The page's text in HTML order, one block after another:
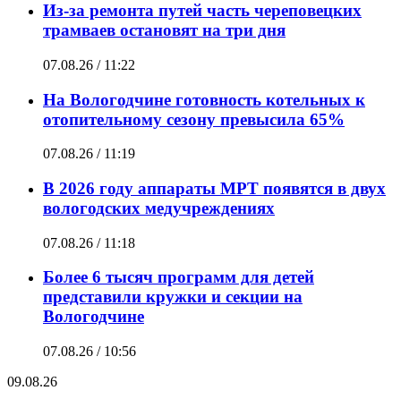
Из-за ремонта путей часть череповецких
трамваев остановят на три дня
07.08.26 / 11:22
На Вологодчине готовность котельных к
отопительному сезону превысила 65%
07.08.26 / 11:19
В 2026 году аппараты МРТ появятся в двух
вологодских медучреждениях
07.08.26 / 11:18
Более 6 тысяч программ для детей
представили кружки и секции на
Вологодчине
07.08.26 / 10:56
09.08.26